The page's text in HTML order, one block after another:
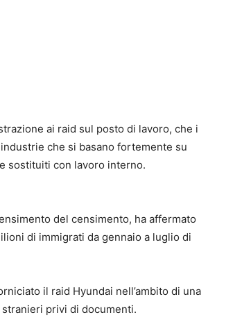
ai raid sul posto di lavoro, che i
che si basano fortemente su
sostituiti con lavoro interno.
del censimento, ha affermato
di immigrati da gennaio a luglio di
il raid Hyundai nell’ambito di una
privi di documenti.